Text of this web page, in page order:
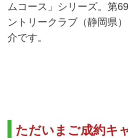
ムコース」シリーズ。第
ントリークラブ（静岡県
介です。
ただいまご成約キ